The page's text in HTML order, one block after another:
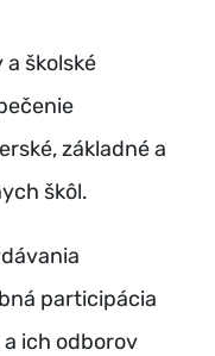
školské
základné a
škôl.
participácia
ich odborov